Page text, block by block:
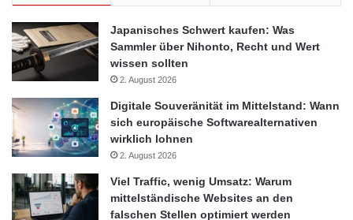
Japanisches Schwert kaufen: Was
Sammler über Nihonto, Recht und Wert
wissen sollten
2. August 2026
Digitale Souveränität im Mittelstand: Wann
sich europäische Softwarealternativen
wirklich lohnen
2. August 2026
Viel Traffic, wenig Umsatz: Warum
mittelständische Websites an den
falschen Stellen optimiert werden